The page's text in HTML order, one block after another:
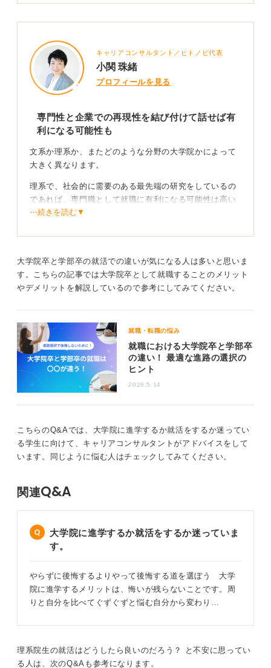
キャリアコンサルタント／ヒトノビ代表
小関 珠緒
プロフィールを見る
専門性と企業での再現性を結び付けて話せば有
利になる可能性も
文系か理系か、またどのような分野の大学院かによって
大きく異なります。
理系で、社会的に需要のある最先端の研究をしているの
であれば、専門職として就職に有利になる可能性は高い
でしょう。
大学院卒業が評価に直結するわけではない！ 入社後
につながるアピールも重要
の大学院の場合、必ずしも有利になるとは限りません。
中小企業などでは、「知識はあっても実務経験がないの
では？ 」と見られてしまう可能性もなきにしもあらずで
場合があります。
「勉強ができるけれども、実際の仕事でどう活かせるの
かな？ 」という印象を持たれてしまうことも考えられま
大学院で何を学び、それが企業でどのように活かせるの
専門性が求められる職種であれば有利に働く可能性があ
0
⋯続きを読む▼
大学院卒と学部卒の就活での違いが気になる人は多いと思いま
す。こちらの記事では大学院卒として就職することのメリット
やデメリットを解説しているので参考にしてみてください。
就職・転職の悩み
就職における大学院卒と学部卒
の違い！ 最適な進路の選択の
ヒント
2026.5.14
こちらのQ&Aでは、大学院に進学するか就活をするか迷ってい
る学生に向けて、キャリアコンサルタントがアドバイスをして
います。同じように悩む人はチェックしてみてください。
関連Q&A
大学院に進学するか就活をするか迷っていま
す。
やらずに後悔するよりやって後悔する道を選ぼう 大学
院に進学するメリットは、悔いが残らないことです。周
りと自分を比べてぐずぐずと悩む自分から変わり…
理系院生の就活はどうしたら良いのだろう？ と不安に思ってい
る人は、次のQ&Aも参考になります。